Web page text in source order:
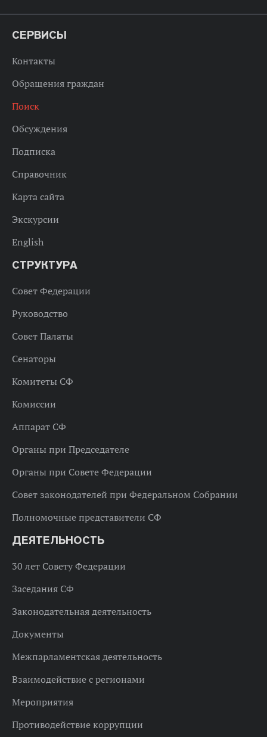
СЕРВИСЫ
Контакты
Обращения граждан
Поиск
Обсуждения
Подписка
Справочник
Карта сайта
Экскурсии
English
СТРУКТУРА
Совет Федерации
Руководство
Совет Палаты
Сенаторы
Комитеты СФ
Комиссии
Аппарат СФ
Органы при Председателе
Органы при Совете Федерации
Совет законодателей при Федеральном Собрании
Полномочные представители СФ
ДЕЯТЕЛЬНОСТЬ
30 лет Совету Федерации
Заседания СФ
Законодательная деятельность
Документы
Межпарламентская деятельность
Взаимодействие с регионами
Мероприятия
Противодействие коррупции